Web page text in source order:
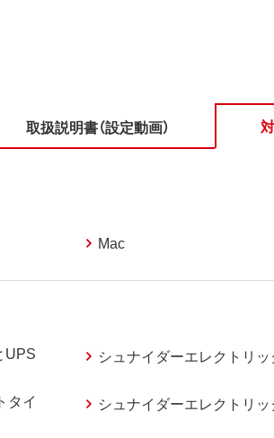
取扱説明書（設定動画）
Mac
UPS
シュナイダーエレクトリ
タイ
シュナイダーエレクトリ